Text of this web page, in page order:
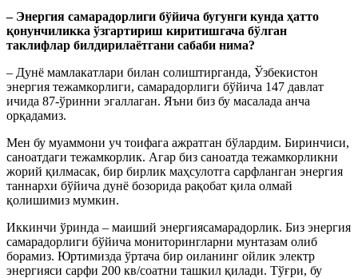
– Энергия самарадорлиги бўйича бугунги кунда ҳатто
қонунчиликка ўзгартириш киритишгача бўлган
таклифлар билдирилаётгани сабаби нима?
– Дунё мамлакатлари билан солиштирганда, Ўзбекистон
энергия тежамкорлиги, самарадорлиги бўйича 147 давлат
ичида 87-ўринни эгаллаган. Яъни биз бу масалада анча
орқадамиз.
Мен бу муаммони уч тоифага ажратган бўлардим. Биринчиси,
саноатдаги тежамкорлик. Агар биз саноатда тежамкорликни
жорий қилмасак, бир бирлик маҳсулотга сарфланган энергия
таннархи бўйича дунё бозорида рақобат қила олмай
қолишимиз мумкин.
Иккинчи ўринда – маиший энергиясамарадорлик. Биз энергия
самарадорлиги бўйича мониторингларни мунтазам олиб
борамиз. Юртимизда ўртача бир оиланинг ойлик электр
энергияси сарфи 200 кв/соатни ташкил қилади. Тўғри, бу